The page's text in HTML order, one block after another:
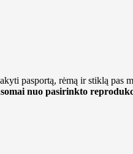
pasportą, rėmą ir stiklą pas
nuo pasirinkto